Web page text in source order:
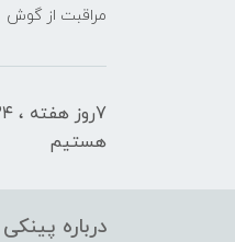
مراقبت از گوش
هستیم
درباره